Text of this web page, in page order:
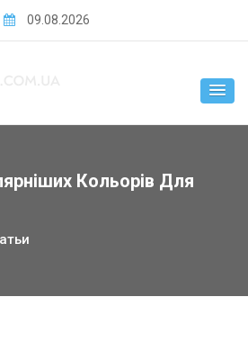
09.08.2026
Кольорів Для